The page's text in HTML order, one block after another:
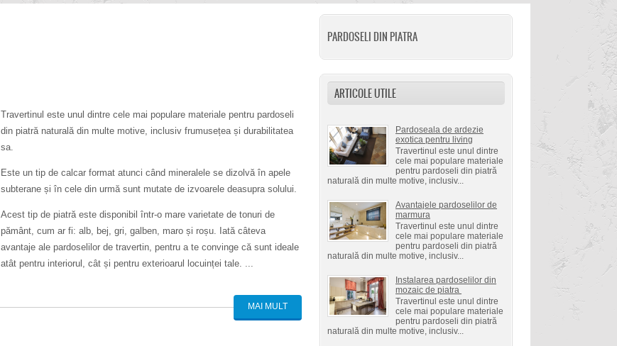
PARDOSELI DIN PIATRA
ARTICOLE UTILE
Pardoseala de ardezie
exotica pentru living
Travertinul este unul dintre
cele mai populare materiale
pentru pardoseli din piatră
naturală din multe motive, inclusiv...
Avantajele pardoselilor de
marmura
Travertinul este unul dintre
cele mai populare materiale
pentru pardoseli din piatră
naturală din multe motive, inclusiv...
Instalarea pardoselilor din
mozaic de piatra
Travertinul este unul dintre
cele mai populare materiale
pentru pardoseli din piatră
naturală din multe motive, inclusiv...
Travertinul este unul dintre cele mai populare materiale pentru pardoseli
din piatră naturală din multe motive, inclusiv frumusețea și durabilitatea
sa.
Este un tip de calcar format atunci când mineralele se dizolvă în apele
subterane și în cele din urmă sunt mutate de izvoarele deasupra solului.
Acest tip de piatră este disponibil într-o mare varietate de tonuri de
pământ, cum ar fi: alb, bej, gri, galben, maro și roșu. Iată câteva
avantaje ale pardoselilor de travertin, pentru a te convinge că sunt ideale
atât pentru interiorul, cât și pentru exterioarul locuinței tale. ...
MAI MULT